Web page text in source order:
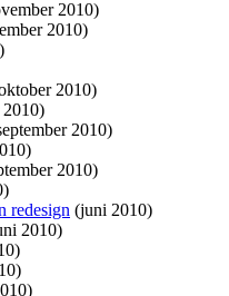
2010)
2010)
2010)
2010)
2010)
2010)
redesign (juni 2010)
2010)